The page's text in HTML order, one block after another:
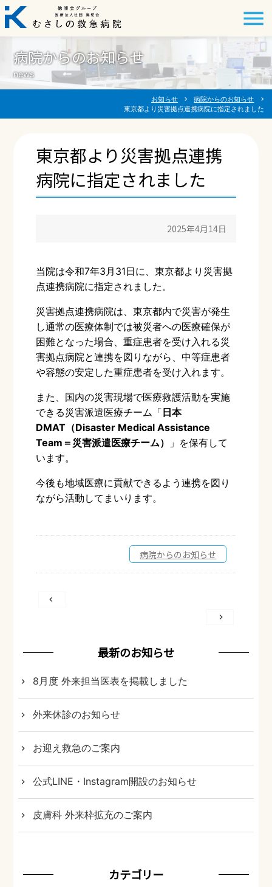
病院からのお知らせ
news
お知らせ chevron_right 病院からのお知らせ chevron_right
東京都より災害拠点連携病院に指定されました
東京都より災害拠点連携
病院に指定されました
2025年4月14日
当院は令和7年3月31日に、東京都より災害拠
点連携病院に指定されました。
災害拠点連携病院は、東京都内で災害が発生
し通常の医療体制では被災者への医療確保が
困難となった場合、重症患者を受け入れる災
害拠点病院と連携を図りながら、中等症患者
や容態の安定した重症患者を受け入れます。
また、国内の災害現場で医療救護活動を実施
できる災害派遣医療チーム「 日本
DMAT（Disaster Medical Assistance
Team＝災害派遣医療チーム）
」を保有して
います。
今後も地域医療に貢献できるよう連携を図り
ながら活動してまいります。
病院からのお知らせ
ビ
ー
シ
ョ
ン
最新のお知らせ
8月度 外来担当医表を掲載しました
外来休診のお知らせ
お迎え救急のご案内
公式LINE・Instagram開設のお知らせ
皮膚科 外来枠拡充のご案内
カテゴリー